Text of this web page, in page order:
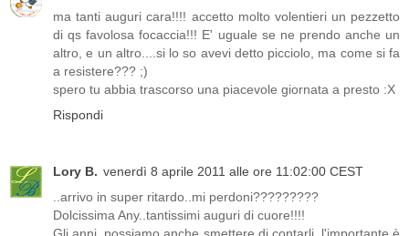
ma tanti auguri cara!!!! accetto molto volentieri un pezzetto
di qs favolosa focaccia!!! E' uguale se ne prendo anche un
altro, e un altro....si lo so avevi detto picciolo, ma come si fa
a resistere??? ;)
spero tu abbia trascorso una piacevole giornata a presto :X
Rispondi
Lory B. venerdì 8 aprile 2011 alle ore 11:02:00 CEST
..arrivo in super ritardo..mi perdoni?????????
Dolcissima Any..tantissimi auguri di cuore!!!!